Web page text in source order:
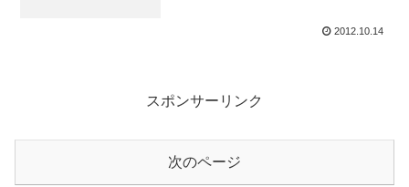
2012.10.14
スポンサーリンク
次のページ